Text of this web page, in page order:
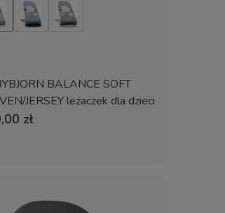
BALANCE SOFT
JERSEY leżaczek dla dzieci
Szary
zł